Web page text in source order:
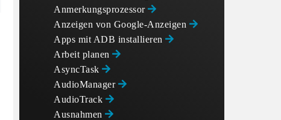
Anmerkungsprozessor
Anzeigen von Google-Anzeigen
Apps mit ADB installieren
Arbeit planen
AsyncTask
AudioManager
AudioTrack
Ausnahmen